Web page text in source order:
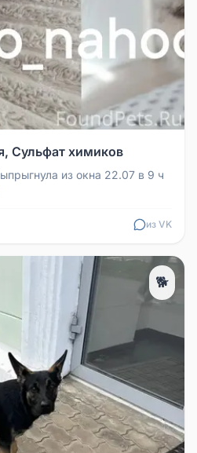
Сульфат химиков
из окна 22.07 в 9 ч
из VK
🐕